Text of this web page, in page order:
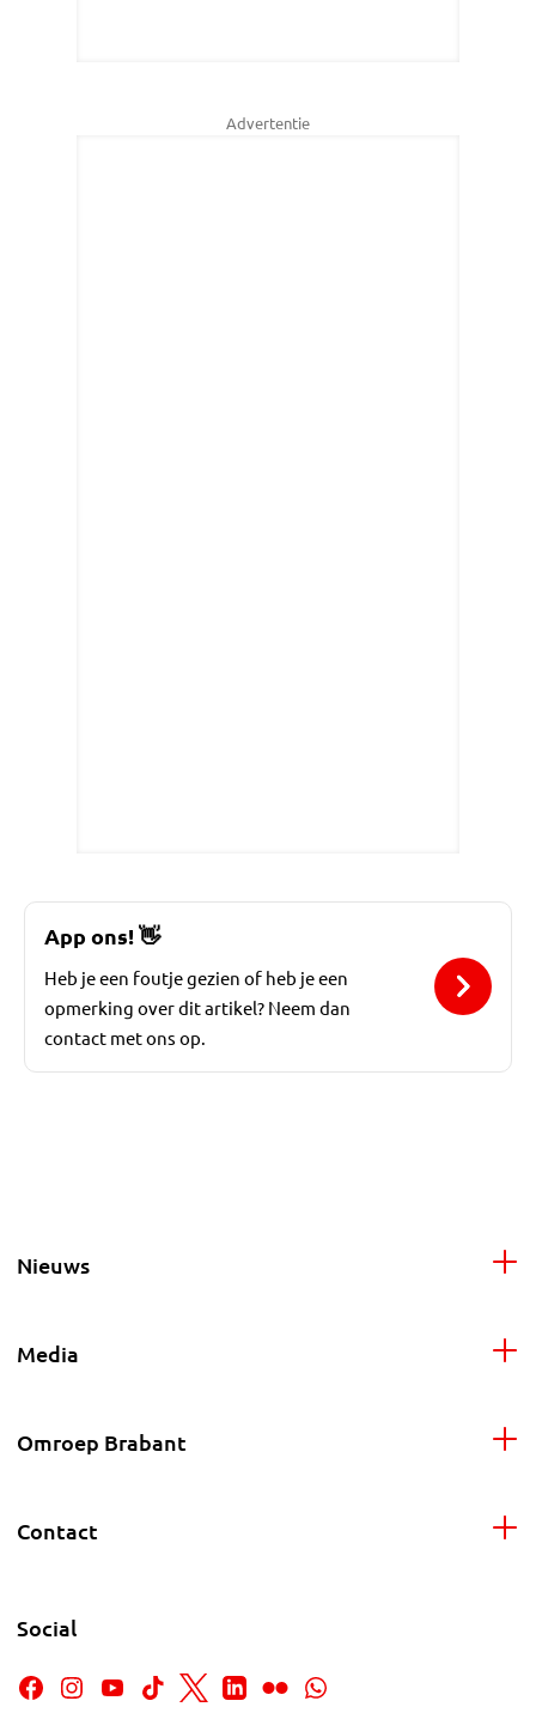
Advertentie
App ons! 👋
Heb je een foutje gezien of heb je een
opmerking over dit artikel? Neem dan
contact met ons op.
Nieuws
Media
Omroep Brabant
Contact
Social